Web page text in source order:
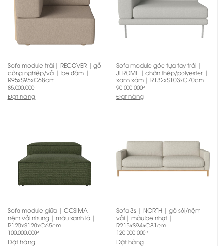
Sofa module trái | RECOVER | gỗ
công nghiệp/vải | be đậm |
R95xS95xC68cm
85.000.000₫
Đặt hàng
Sofa module góc tựa tay trái |
JEROME | chân thép/polyester |
xanh xám | R132xS103xC70cm
90.000.000₫
Đặt hàng
Sofa module giữa | COSIMA |
nệm vải nhung | màu xanh lá |
R120xS120xC65cm
100.000.000₫
Đặt hàng
Sofa 3s | NORTH | gỗ sồi/nệm
vải | màu be nhạt |
R215xS94xC81cm
120.000.000₫
Đặt hàng